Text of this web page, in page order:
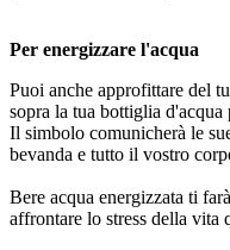
Per energizzare l'acqua
Puoi anche approfittare del
sopra la tua bottiglia d'acqua
Il simbolo comunicherà le
bevanda e tutto il vostro
Bere acqua energizzata ti
affrontare lo stress della vita